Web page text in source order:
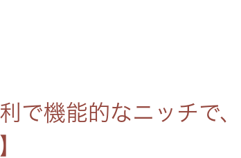
利で機能的なニッチで